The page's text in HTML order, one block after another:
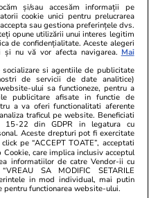
20 iul.
și/sau accesăm informații pe
cookie unici pentru prelucrarea
sau gestiona preferințele dvs.
opune utilizării unui interes legitim
de confidențialitate. Aceste alegeri
nu vă vor afecta navigarea. Mai
si agentiile de publicitate
de servicii de date analitice)
ului sa functioneze, pentru a
publicitare afisate in functie de
a va oferi functionalitati aferente
traficul pe website. Beneficiati
15-22 din GDPR in legatura cu
Aceste drepturi pot fi exercitate
pe “ACCEPT TOATE”, acceptati
care implica inclusiv acceptul
informatiilor de catre Vendor-ii cu
SA MODIFIC SETARILE
in mod individual, mai putin
pentru functionarea website-ului.